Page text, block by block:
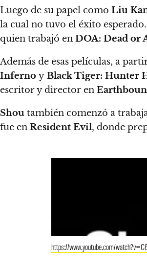
Luego de su papel como Liu
la cual no tuvo el éxito
quien trabajó en DOA: Dead or
Además de esas películas, a
Inferno y Black Tiger: Hunter
escritor y director en
Shou también comenzó a
fue en Resident Evil, donde
https://www.youtube.com/